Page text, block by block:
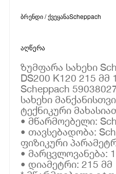
ბრენდი / ქვეყანაScheppach
აღწერა
ზუმფარა სახეხი
DS200 K120 215 მმ
Scheppach
სახეხი
ტექნიკური
• მწარმოებელი:
• თავსებადობა:
ფიზიკური
• მარცვლოვანება:
• დიამეტრი: 215 მმ